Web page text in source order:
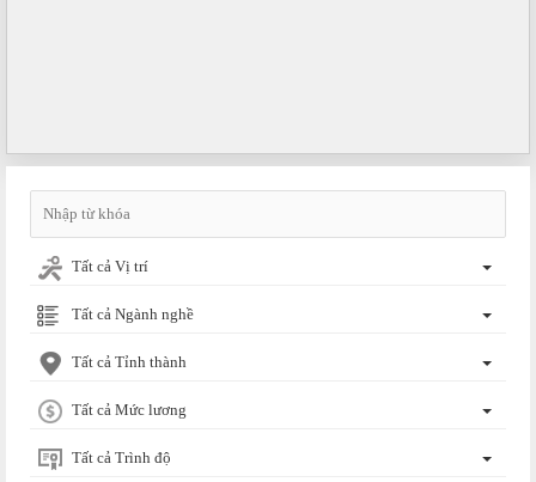
Tất cả Vị trí
Tất cả Ngành nghề
Tất cả Tỉnh thành
Tất cả Mức lương
Tất cả Trình độ